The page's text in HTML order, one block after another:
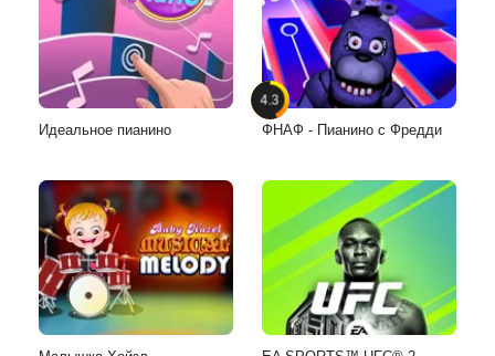
Идеальное пианино
4.3
ФНАФ - Пианино с Фредди